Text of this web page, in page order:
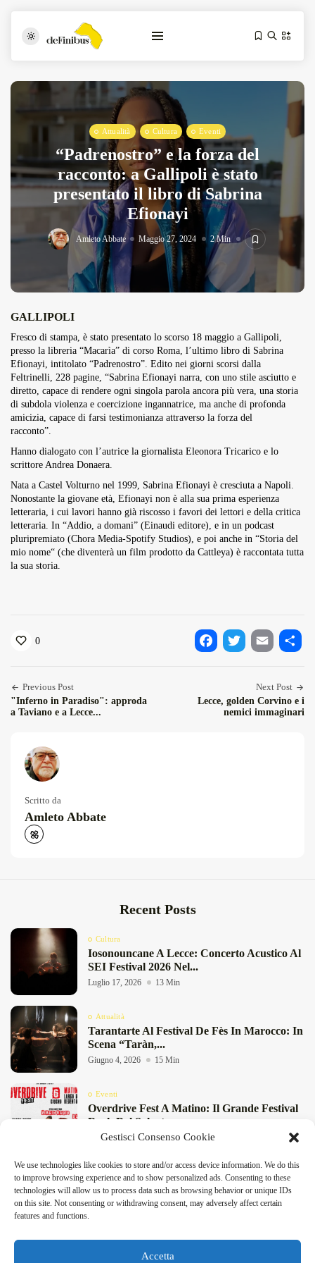
Gestisci Consenso Cookie
We use technologies like cookies to store and/or access device information. We do this
to improve browsing experience and to show personalized ads. Consenting to these
technologies will allow us to process data such as browsing behavior or unique IDs
on this site. Not consenting or withdrawing consent, may adversely affect certain
features and functions.
Accetta
DeFinibus 2026 © All rights reserved | Magazine Online
Iosonouncane A Lecce: Concerto Acustico...
Luglio 17, 2026 13 Min
Tarantarte Al Festival De Fès...
Giugno 4, 2026
Maggio 29, 2026
Attualità Cultura Eventi
“Padrenostro” e la forza del
racconto: a Gallipoli è stato
presentato il libro di Sabrina
Efionayi
Amleto Abbate Maggio 27, 2024 2 Min
GALLIPOLI
Fresco di stampa, è stato presentato lo scorso 18 maggio a Gallipoli,
presso la libreria “Macarìa” di corso Roma, l’ultimo libro di Sabrina
Efionayi, intitolato “Padrenostro”. Edito nei giorni scorsi dalla
Feltrinelli, 228 pagine, “Sabrina Efionayi narra, con uno stile asciutto e
diretto, capace di rendere ogni singola parola ancora più vera, una storia
di subdola violenza e coercizione ingannatrice, ma anche di profonda
amicizia, capace di farsi testimonianza attraverso la forza del
racconto”.
Hanno dialogato con l’autrice la giornalista Eleonora Tricarico e lo
scrittore Andrea Donaera.
Nata a Castel Volturno nel 1999, Sabrina Efionayi è cresciuta a Napoli.
Nonostante la giovane età, Efionayi non è alla sua prima esperienza
letteraria, i cui lavori hanno già riscosso i favori dei lettori e della critica
letteraria. In “Addio, a domani” (Einaudi editore), e in un podcast
pluripremiato (Chora Media-Spotify Studios), e poi anche in “Storia del
mio nome“ (che diventerà un film prodotto da Cattleya) è raccontata tutta
la sua storia.
0
Previous Post
"Inferno in Paradiso": approda
a Taviano e a Lecce...
Next Post
Lecce, golden Corvino e i
nemici immaginari
Scritto da
Amleto Abbate
Recent Posts
Cultura
Iosonouncane A Lecce: Concerto Acustico Al
SEI Festival 2026 Nel...
Luglio 17, 2026 13 Min
Attualità
Tarantarte Al Festival De Fès In Marocco: In
Scena “Taràn,...
Giugno 4, 2026 15 Min
Eventi
Overdrive Fest A Matino: Il Grande Festival
Rock Del Salento...
Maggio 29, 2026 4 Min
Rassegna “Storie” A Lecce: Teatro E Musica
A Tagliatelle Stazione...